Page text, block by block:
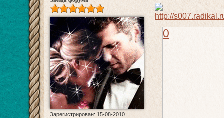
Зарегистрирован: 15-08-2010
0